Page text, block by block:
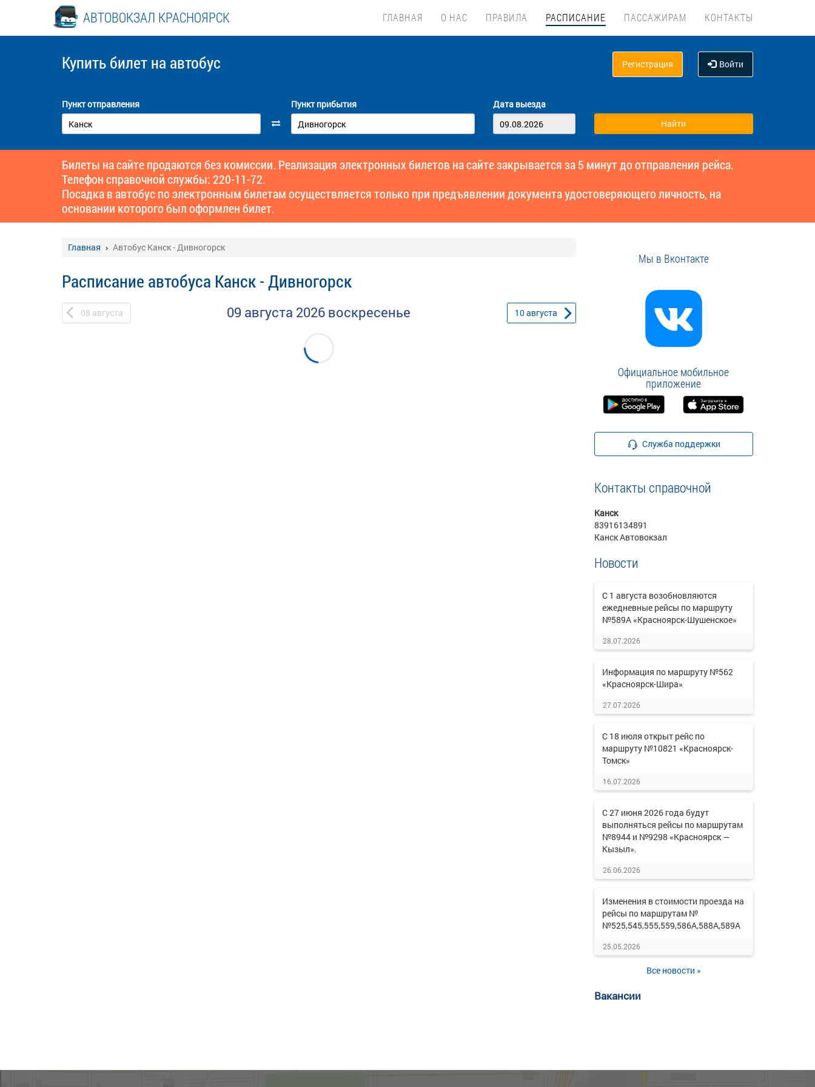
АВТОВОКЗАЛ КРАСНОЯРСК ГЛАВНАЯ О НАС ПРАВИЛА РАСПИСАНИЕ ПАССАЖИРАМ КОНТАКТЫ
Купить билет на автобус Регистрация Войти
Пункт отправления Пункт прибытия Дата выезда
Билеты на сайте продаются без комиссии. Реализация электронных билетов на сайте закрывается за 5 минут до отправления рейса.
Телефон справочной службы: 220-11-72.
Посадка в автобус по электронным билетам осуществляется только при предъявлении документа удостоверяющего личность, на
основании которого был оформлен билет.
Главная Автобус Канск - Дивногорск
Расписание автобуса Канск - Дивногорск
08 августа 09 августа 2026 воскресенье 10августа
Мы в Вконтакте
Официальное мобильное
приложение
Служба поддержки
Контакты справочной
Канск
83916134891
Канск Автовокзал
Новости
С 1 августа возобновляются
ежедневные рейсы по маршруту
№589А «Красноярск-Шушенское»
28.07.2026
Информация по маршруту №562
«Красноярск-Шира»
27.07.2026
С 18 июля открыт рейс по
маршруту №10821 «Красноярск-
Томск»
16.07.2026
С 27 июня 2026 года будут
выполняться рейсы по маршрутам
№8944 и №9298 «Красноярск —
Кызыл».
26.06.2026
Изменения в стоимости проезда на
рейсы по маршрутам №
№525,545,555,559,586А,588А,589А
25.05.2026
Все новости »
Вакансии